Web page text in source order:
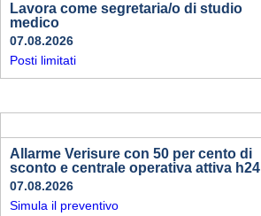
Lavora come segretaria/o di studio
medico
07.08.2026
Posti limitati
Allarme Verisure con 50 per cento di
sconto e centrale operativa attiva h24
07.08.2026
Simula il preventivo